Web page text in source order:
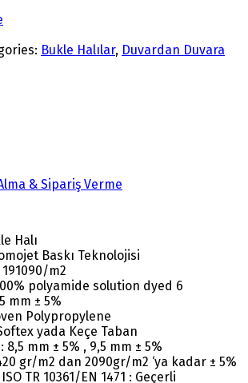
Bukle Halılar, Duvardan Duvara
& Sipariş Verme
Halı
Baskı Teknolojisi
191090/m2
polyamide solution dyed 6
mm ± 5%
Polypropylene
yada Keçe Taban
mm ± 5% , 9,5 mm ± 5%
gr/m2 dan 2090gr/m2 ‘ya kadar ± 5%
TR 10361/EN 1471 : Geçerli